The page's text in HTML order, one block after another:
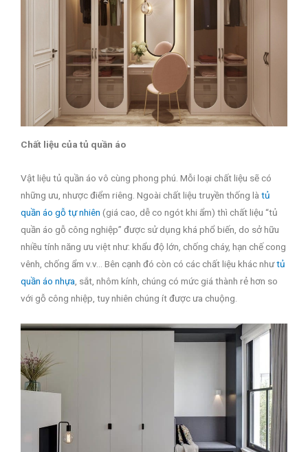
Chất liệu của tủ quần áo
Vật liệu tủ quần áo vô cùng phong phú. Mỗi loại chất liệu sẽ có
những ưu, nhược điểm riêng. Ngoài chất liệu truyền thống là tủ
quần áo gỗ tự nhiên (giá cao, dễ co ngót khi ẩm) thì chất liệu “tủ
quần áo gỗ công nghiệp” được sử dụng khá phổ biến, do sở hữu
nhiều tính năng ưu việt như: khẩu độ lớn, chống cháy, hạn chế cong
vênh, chống ẩm v.v… Bên cạnh đó còn có các chất liệu khác nhưtủ
quần áo nhựa , sắt, nhôm kính, chúng có mức giá thành rẻ hơn so
với gỗ công nhiệp, tuy nhiên chúng ít được ưa chuộng.